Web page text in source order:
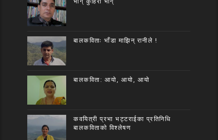
बालकविताः भाँडा माझिन् रानीले !
बालकविता: आयो, आयो, आयो
कवयित्री प्रभा भट्टराईका प्रतिनिधि
बालकविताको विश्लेषण